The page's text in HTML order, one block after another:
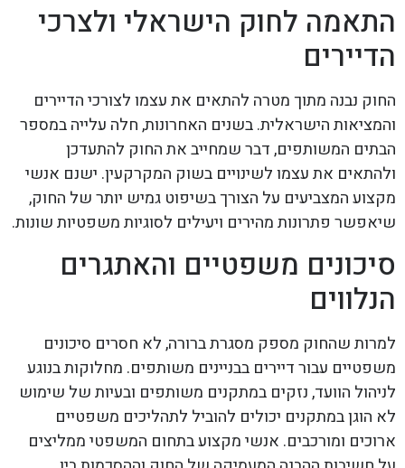
התאמה לחוק הישראלי ולצרכי
הדיירים
החוק נבנה מתוך מטרה להתאים את עצמו לצורכי הדיירים
והמציאות הישראלית. בשנים האחרונות, חלה עלייה במספר
הבתים המשותפים, דבר שמחייב את החוק להתעדכן
ולהתאים את עצמו לשינויים בשוק המקרקעין. ישנם אנשי
מקצוע המצביעים על הצורך בשיפוט גמיש יותר של החוק,
שיאפשר פתרונות מהירים ויעילים לסוגיות משפטיות שונות.
סיכונים משפטיים והאתגרים
הנלווים
למרות שהחוק מספק מסגרת ברורה, לא חסרים סיכונים
משפטיים עבור דיירים בבניינים משותפים. מחלוקות בנוגע
לניהול הוועד, נזקים במתקנים משותפים ובעיות של שימוש
לא הוגן במתקנים יכולים להוביל לתהליכים משפטיים
ארוכים ומורכבים. אנשי מקצוע בתחום המשפטי ממליצים